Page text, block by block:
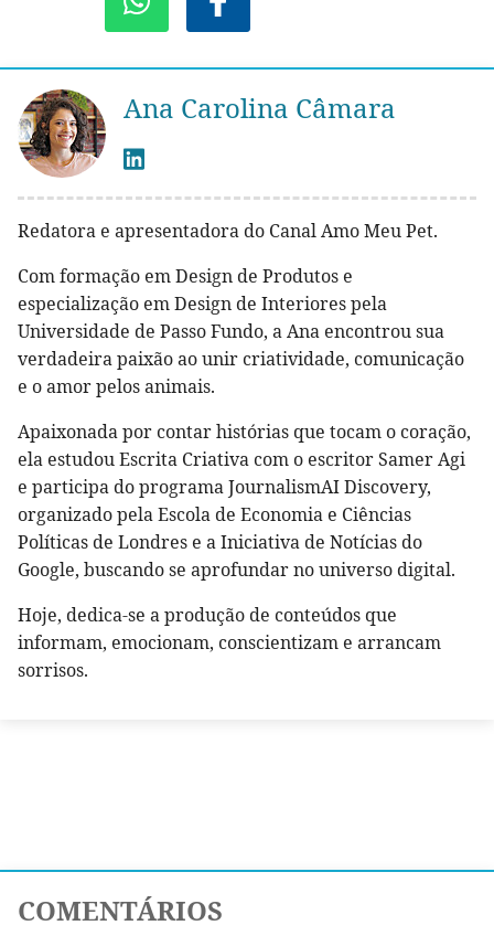
Ana Carolina Câmara
Redatora e apresentadora do Canal Amo Meu Pet.
Com formação em Design de Produtos e
especialização em Design de Interiores pela
Universidade de Passo Fundo, a Ana encontrou sua
verdadeira paixão ao unir criatividade, comunicação
e o amor pelos animais.
Apaixonada por contar histórias que tocam o coração,
ela estudou Escrita Criativa com o escritor Samer Agi
e participa do programa JournalismAI Discovery,
organizado pela Escola de Economia e Ciências
Políticas de Londres e a Iniciativa de Notícias do
Google, buscando se aprofundar no universo digital.
Hoje, dedica-se a produção de conteúdos que
informam, emocionam, conscientizam e arrancam
sorrisos.
COMENTÁRIOS